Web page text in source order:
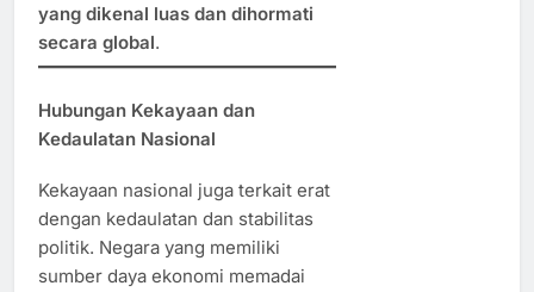
yang dikenal luas dan dihormati
secara global.
Hubungan Kekayaan dan
Kedaulatan Nasional
Kekayaan nasional juga terkait erat
dengan kedaulatan dan stabilitas
politik. Negara yang memiliki
sumber daya ekonomi memadai